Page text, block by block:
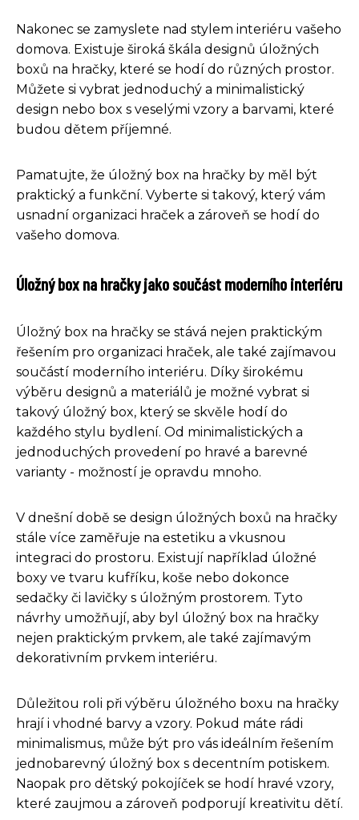
Nakonec se zamyslete nad stylem interiéru vašeho
domova. Existuje široká škála designů úložných
boxů na hračky, které se hodí do různých prostor.
Můžete si vybrat jednoduchý a minimalistický
design nebo box s veselými vzory a barvami, které
budou dětem příjemné.
Pamatujte, že úložný box na hračky by měl být
praktický a funkční. Vyberte si takový, který vám
usnadní organizaci hraček a zároveň se hodí do
vašeho domova.
Úložný box na hračky jako součást moderního interiéru
Úložný box na hračky se stává nejen praktickým
řešením pro organizaci hraček, ale také zajímavou
součástí moderního interiéru. Díky širokému
výběru designů a materiálů je možné vybrat si
takový úložný box, který se skvěle hodí do
každého stylu bydlení. Od minimalistických a
jednoduchých provedení po hravé a barevné
varianty - možností je opravdu mnoho.
V dnešní době se design úložných boxů na hračky
stále více zaměřuje na estetiku a vkusnou
integraci do prostoru. Existují například úložné
boxy ve tvaru kufříku, koše nebo dokonce
sedačky či lavičky s úložným prostorem. Tyto
návrhy umožňují, aby byl úložný box na hračky
nejen praktickým prvkem, ale také zajímavým
dekorativním prvkem interiéru.
Důležitou roli při výběru úložného boxu na hračky
hrají i vhodné barvy a vzory. Pokud máte rádi
minimalismus, může být pro vás ideálním řešením
jednobarevný úložný box s decentním potiskem.
Naopak pro dětský pokojíček se hodí hravé vzory,
které zaujmou a zároveň podporují kreativitu dětí.